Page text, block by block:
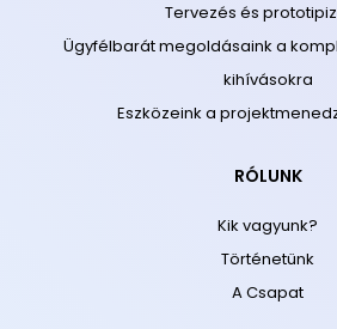
Tervezés és
Ügyfélbarát megoldásaink a
kihívásokra
Eszközeink a
RÓLUNK
Kik vagyunk?
Történetünk
A Csapat